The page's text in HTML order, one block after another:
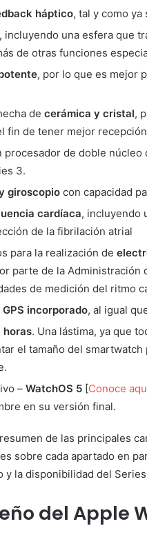
háptico, tal y como ya
, incluyendo una esfera que
de otras funciones
, por lo que es mejor
de cerámica y cristal,
fin de tener mejor
procesador de doble
3.
giroscopio con capacidad
cardíaca, incluyendo
de la fibrilación atrial
para la realización de
parte de la Administración
de medición del ritmo
incorporado, al igual
horas. Una lástima, ya que
el tamaño del
– WatchOS 5 [Conoce
en su versión final.
de las principales
sobre cada apartado en
y la disponibilidad del
del Apple